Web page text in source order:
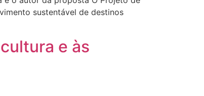
sustentável de destinos
e às